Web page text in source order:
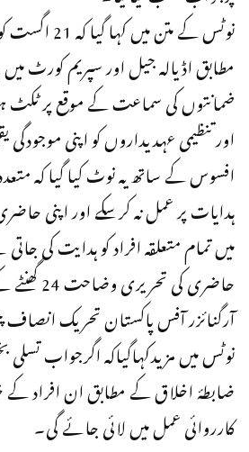
نوٹس کے متن
مطابق اڈیالہ جیل اور سپریم کورٹ میں
ضمانتوں کی سماعت کے موقع پر ٹکٹ
اور تنظیمی عہدیداروں کو اپنی موجودگی
افسوس کے ساتھ یہ نوٹ کیا گیا کہ
ہدایات پر عمل نہ کرسکے اور اپنی
میں تمام متعلقہ افراد کو ہدایت کی
حاضری کی
آرگنائزر آفس پاکستان تحریک
نوٹس میں مزیدکہاگیاکہ اگرجواب تسلی
ضابطۂ اخلاق کے مطابق ان افراد
کارروائی عمل میں لائی جائے گی۔